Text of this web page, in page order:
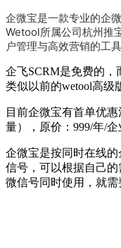
企微宝是一款专业的企
Wetool所属公司杭州推
户管理与高效营销的工具
企飞SCRM是免费的，
类似以前的wetool高级
目前企微宝有首单优
量），原价：999/年/企
企微宝是按同时在线
信号，可以根据自己
微信号同时使用，就